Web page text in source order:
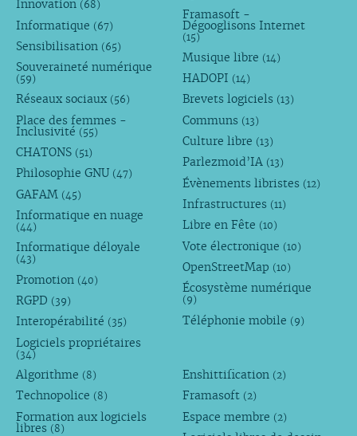
Innovation (68)
Informatique (67)
Sensibilisation (65)
Souveraineté numérique
(59)
Réseaux sociaux (56)
Place des femmes -
Inclusivité (55)
CHATONS (51)
Philosophie GNU (47)
GAFAM (45)
Informatique en nuage
(44)
Informatique déloyale
(43)
Promotion (40)
RGPD (39)
Interopérabilité (35)
Logiciels propriétaires
(34)
Framasoft -
Dégooglisons Internet
(15)
Musique libre (14)
HADOPI (14)
Brevets logiciels (13)
Communs (13)
Culture libre (13)
Parlezmoid’IA (13)
Évènements libristes (12)
Infrastructures (11)
Libre en Fête (10)
Vote électronique (10)
OpenStreetMap (10)
Écosystème numérique
(9)
Téléphonie mobile (9)
Algorithme (8)
Technopolice (8)
Formation aux logiciels
libres (8)
Enshittification (2)
Framasoft (2)
Espace membre (2)